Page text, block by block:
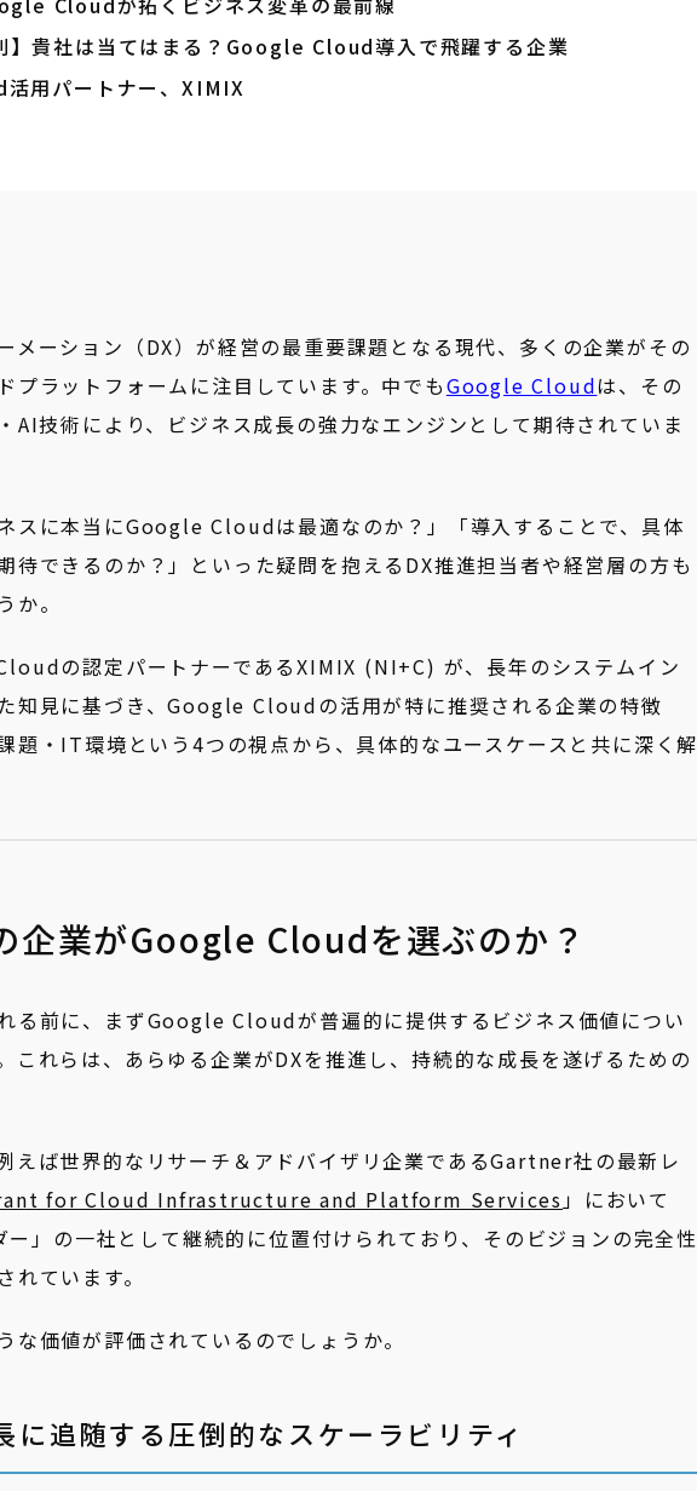
】貴社は当てはまる？Google Cloud導入で飛躍する企業
用パートナー、XIMIX
メーション（DX）が経営の最重要課題となる現代、多くの企業がその
プラットフォームに注目しています。中でもGoogle Cloudは、その
AI技術により、ビジネス成長の強力なエンジンとして期待されていま
スに本当にGoogle Cloudは最適なのか？」「導入することで、具体
待できるのか？」といった疑問を抱えるDX推進担当者や経営層の方も
か。
の認定パートナーであるXIMIX (NI+C) が、長年のシステムイン
知見に基づき、Google Cloudの活用が特に推奨される企業の特徴
題・IT環境という4つの視点から、具体的なユースケースと共に深く解
企業がGoogle Cloudを選ぶのか？
る前に、まずGoogle Cloudが普遍的に提供するビジネス価値につい
これらは、あらゆる企業がDXを推進し、持続的な成長を遂げるための
えば世界的なリサーチ＆アドバイザリ企業であるGartner社の最新レ
for Cloud Infrastructure and Platform Services」において
」の一社として継続的に位置付けられており、そのビジョンの完全性
れています。
な価値が評価されているのでしょうか。
追随する圧倒的なスケーラビリティ